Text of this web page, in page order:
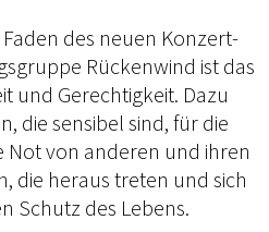
des neuen Konzert­
Rückenwind ist das
und Gerechtigkeit. Dazu
die sensibel sind, für die
Not von anderen und ihren
die heraus­ treten und sich
Schutz des Lebens.